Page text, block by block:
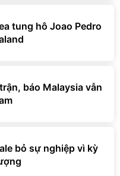
tung hô Joao Pedro
báo Malaysia vẫn
bỏ sự nghiệp vì kỳ